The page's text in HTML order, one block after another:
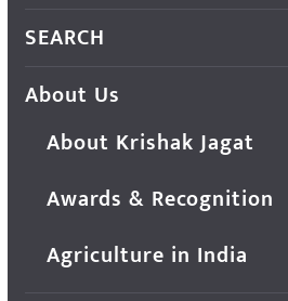
SEARCH
About Us
About Krishak Jagat
Awards & Recognition
Agriculture in India